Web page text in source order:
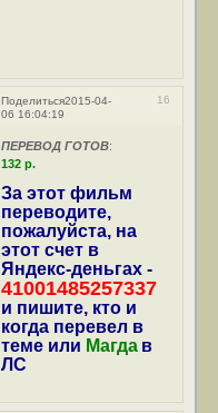
Поделиться 16
2015-04-
06 16:04:19
ПЕРЕВОД ГОТОВ:
132 р.
За этот фильм
переводите,
пожалуйста, на
этот счет в
Яндекс-деньгах -
41001485257337
и пишите, кто и
когда перевел в
теме или Магда в
ЛС